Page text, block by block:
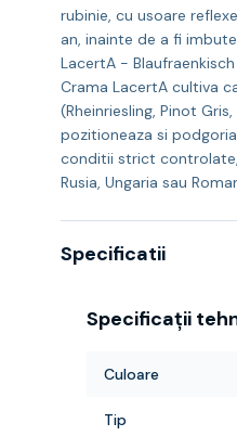
rubinie, cu usoare
an, inainte de a fi
LacertA -
Crama LacertA cultiva
(Rheinriesling, Pinot
pozitioneaza si
conditii strict controlate,
Rusia, Ungaria sau
Specificatii
Specificații
Culoare
Tip